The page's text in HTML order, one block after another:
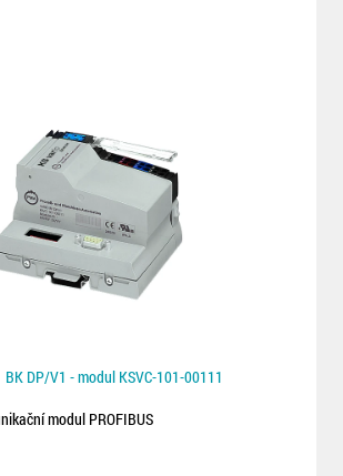
BK DP/V1 - modul KSVC-101-00111
modul PROFIBUS